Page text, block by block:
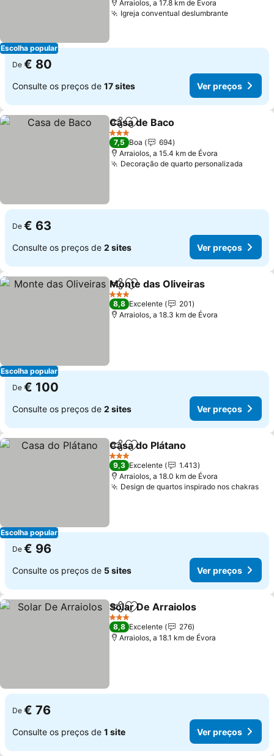
Escolha popular
Arraiolos, a 17.8 km de Évora
Igreja conventual deslumbrante
De € 80
Consulte os preços de 17 sites Ver preços
PartilharAdicionar aos favoritos
Casa de Baco
3 Estrelas
7,5 Boa
694
Arraiolos, a 15.4 km de Évora
Decoração de quarto personalizada
De € 63
Consulte os preços de 2 sites Ver preços
Escolha popular
PartilharAdicionar aos favoritos
Monte das Oliveiras
3 Estrelas
8,8 Excelente
201
Arraiolos, a 18.3 km de Évora
De € 100
Consulte os preços de 2 sites Ver preços
Escolha popular
PartilharAdicionar aos favoritos
Casa do Plátano
3 Estrelas
9,3 Excelente
1.413
Arraiolos, a 18.0 km de Évora
Design de quartos inspirado nos chakras
De € 96
Consulte os preços de 5 sites Ver preços
PartilharAdicionar aos favoritos
Solar De Arraiolos
3 Estrelas
8,8 Excelente
276
Arraiolos, a 18.1 km de Évora
De € 76
Consulte os preços de 1 site Ver preços